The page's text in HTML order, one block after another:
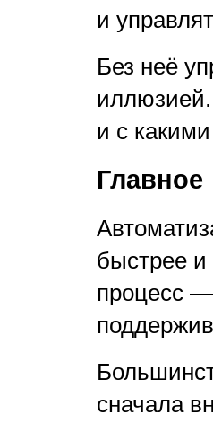
и
Без неё
и с
Главное
быстрее
процесс —
сначала